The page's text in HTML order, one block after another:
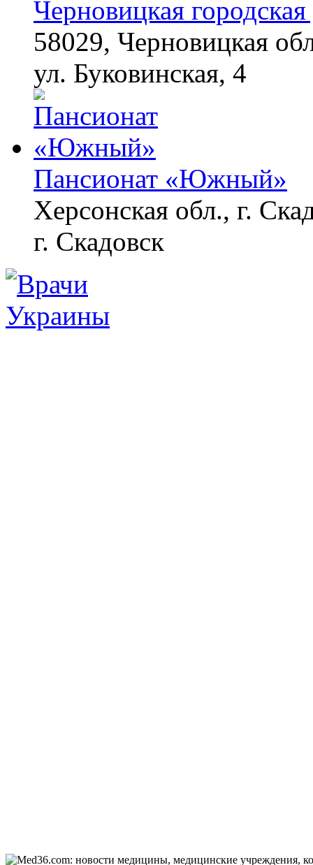
i
Ролик из Омска: вы
будете смеяться долго
Черновицкая
58029, Черновицкая
ул. Буковинская, 4
Пансионат «Южный»
Херсонская обл., г.
г. Скадовск